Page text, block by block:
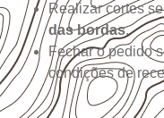
Realizar cortes
das bordas.
Fechar o pedido
condições de